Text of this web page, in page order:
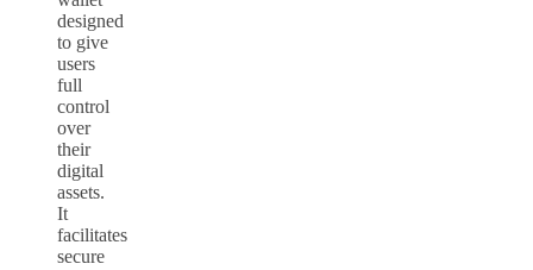
designed
to give
users
full
control
over
their
digital
assets.
It
facilitates
secure